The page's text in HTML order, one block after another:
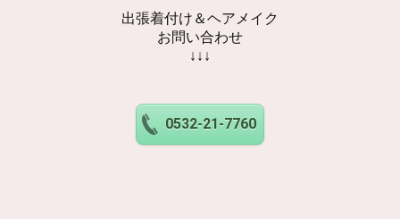
出張着付け＆ヘアメイク
お問い合わせ
↓↓↓
0532-21-7760